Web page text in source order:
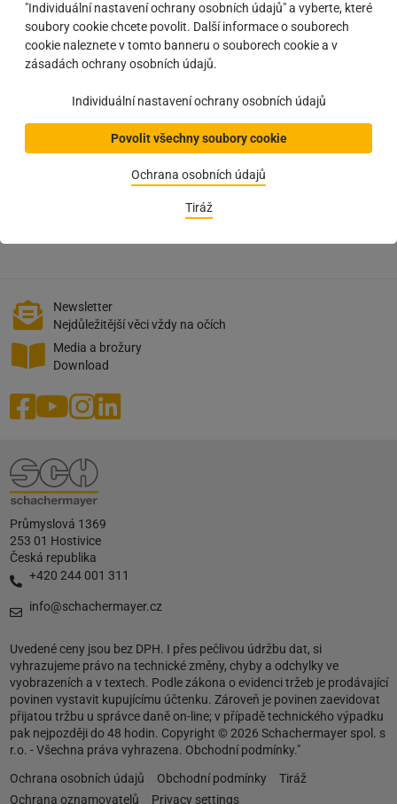
"Individuální nastavení ochrany osobních údajů" a vyberte, které
soubory cookie chcete povolit. Další informace o souborech
cookie naleznete v tomto banneru o souborech cookie a v
zásadách ochrany osobních údajů.
Individuální nastavení ochrany osobních údajů
Povolit všechny soubory cookie
Ochrana osobních údajů
Tiráž
+420 244 001 362
martin.louzecky@schachermayer.cz
Podmínky
Je zapotřebí jednorázově odsouhlasit způsob kompletace zboží a
Newsletter
Nejdůležitější věci vždy na očích
Media a brožury
Download
Průmyslová 1369
253 01 Hostivice
Česká republika
+420 244 001 311
info@schachermayer.cz
Uvedené ceny jsou bez DPH. I přes pečlivou údržbu dat, si
vyhrazujeme právo na technické změny, chyby a odchylky ve
vyobrazeních a v textech. Podle zákona o evidenci tržeb je prodávající
povinen vystavit kupujícímu účtenku. Zároveň je povinen zaevidovat
přijatou tržbu u správce daně on-line; v případě technického výpadku
pak nejpozději do 48 hodin. Copyright © 2026 Schachermayer spol. s
r.o. - Všechna práva vyhrazena. Obchodní podmínky."
Ochrana osobních údajů
Obchodní podmínky
Tiráž
Ochrana oznamovatelů
Privacy settings